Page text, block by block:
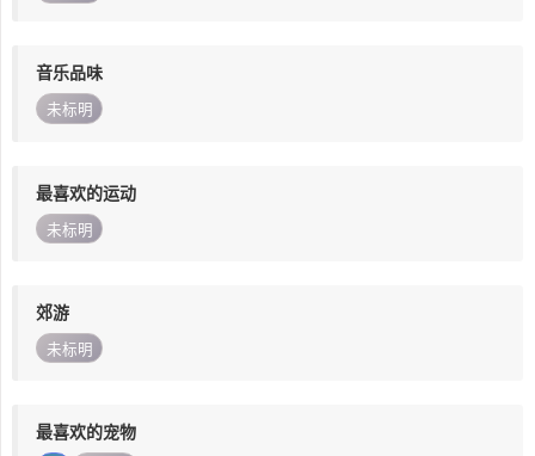
音乐品味
未标明
最喜欢的运动
未标明
郊游
未标明
最喜欢的宠物